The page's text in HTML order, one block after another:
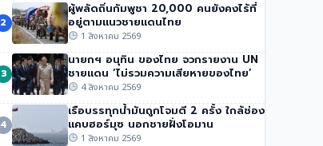
นักปีนเขาชื่อดัง นิมมัล ปูร์จา เสียชีวิตในหิมะถล่ม
ปากีสถาน
51 วิว• 1 สิงหาคม 2569
2
ผู้พลัดถิ่นกัมพูชา 20,000 คนยังคงไร้ที่
อยู่ตามแนวชายแดนไทย
1 สิงหาคม 2569
3
นายกฯ อนุทิน ของไทย จวกรายงาน UN
ชายแดน ‘ไม่รวมความเสียหายของไทย’
4 สิงหาคม 2569
4
เรือบรรทุกน้ำมันถูกโจมตี 2 ครั้ง ใกล้ช่อง
แคบฮอร์มุซ นอกชายฝั่งโอมาน
1 สิงหาคม 2569